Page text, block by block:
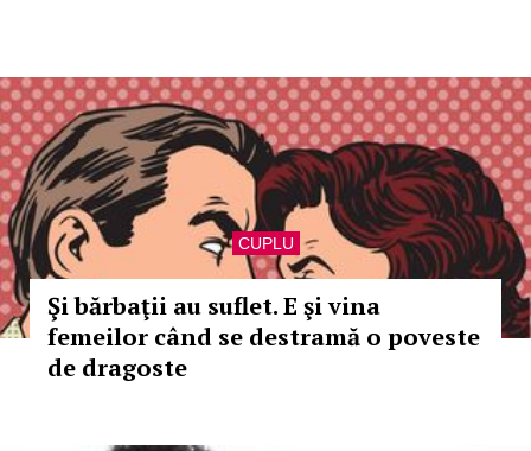
CUPLU
Şi bărbaţii au suflet. E şi vina
femeilor când se destramă o poveste
de dragoste